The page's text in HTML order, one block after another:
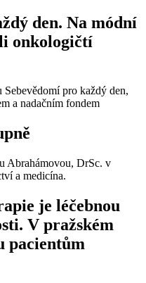
den. Na módní
onkologičtí
Sebevědomí pro každý den,
a nadačním fondem
Abrahámovou, DrSc. v
a medicína.
je léčebnou
V pražském
pacientům